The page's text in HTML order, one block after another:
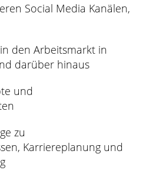
Social Media Kanälen,
den Arbeitsmarkt in
darüber hinaus
und
zu
Karriereplanung und